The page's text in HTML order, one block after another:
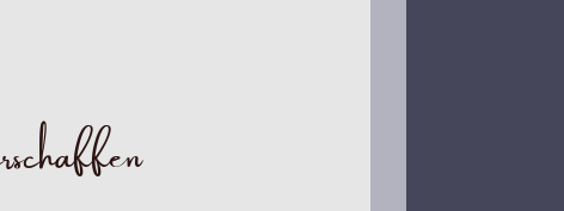
hier.